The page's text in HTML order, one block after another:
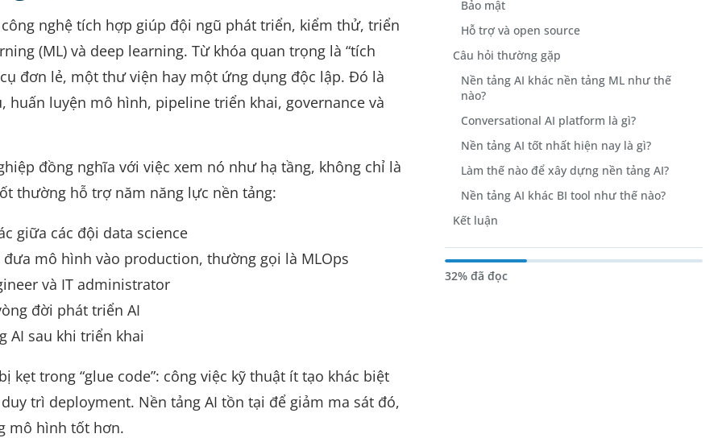
nghệ tích hợp giúp đội ngũ phát triển, kiểm thử, triển
(ML) và deep learning. Từ khóa quan trọng là “tích
đơn lẻ, một thư viện hay một ứng dụng độc lập. Đó là
luyện mô hình, pipeline triển khai, governance và
đồng nghĩa với việc xem nó như hạ tầng, không chỉ là
thường hỗ trợ năm năng lực nền tảng:
giữa các đội data science
mô hình vào production, thường gọi là MLOps
và IT administrator
đời phát triển AI
AI sau khi triển khai
kẹt trong “glue code”: công việc kỹ thuật ít tạo khác biệt
trì deployment. Nền tảng AI tồn tại để giảm ma sát đó,
mô hình tốt hơn.
Bảo mật
Hỗ trợ và open source
Câu hỏi thường gặp
Nền tảng AI khác nền tảng ML như thế
nào?
Conversational AI platform là gì?
Nền tảng AI tốt nhất hiện nay là gì?
Làm thế nào để xây dựng nền tảng AI?
Nền tảng AI khác BI tool như thế nào?
Kết luận
32% đã đọc